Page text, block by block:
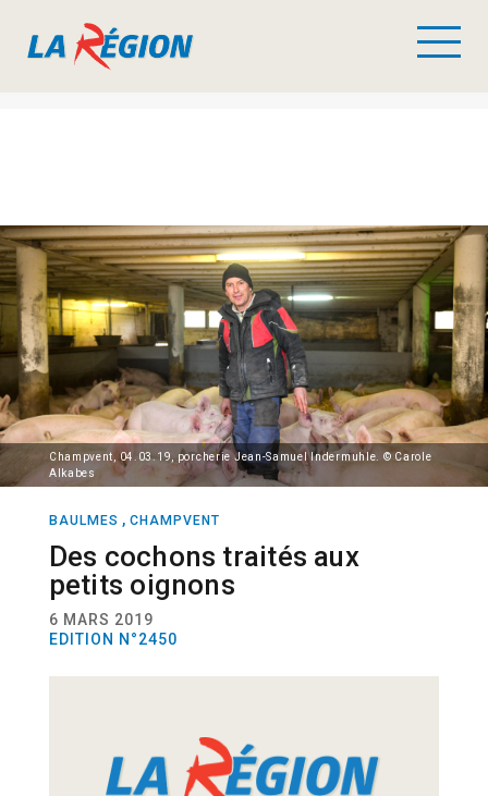
Champvent, 04.03.19, porcherie Jean-Samuel Indermuhle. © Carole
Alkabes
BAULMES , CHAMPVENT
Des cochons traités aux
petits oignons
6 MARS 2019
EDITION N°2450